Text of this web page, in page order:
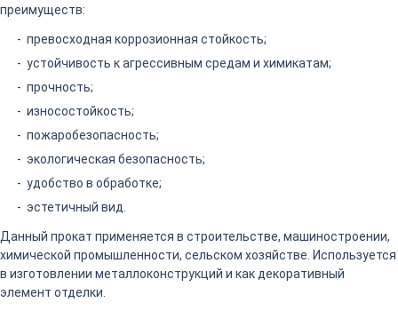
преимуществ:
превосходная коррозионная стойкость;
устойчивость к агрессивным средам и химикатам;
прочность;
износостойкость;
пожаробезопасность;
экологическая безопасность;
удобство в обработке;
эстетичный вид.
Данный прокат применяется в строительстве, машиностроении,
химической промышленности, сельском хозяйстве. Используется
в изготовлении металлоконструкций и как декоративный
элемент отделки.